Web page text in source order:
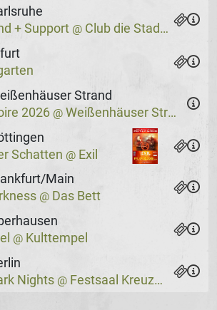
+ Support @ Club die Stadtmitte
Strand
2026 @ Weißenhäuser Strand
Schatten @ Exil
Main
@ Das Bett
@ Kulttempel
Nights @ Festsaal Kreuzberg